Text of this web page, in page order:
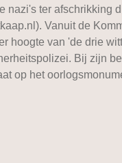
nazi's ter afschrikking
Vanuit de
hoogte van 'de drie
Bij zijn
op het